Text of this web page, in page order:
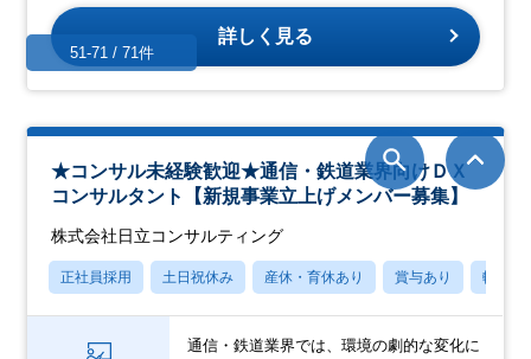
詳しく見る
★コンサル未経験歓迎★通信・鉄道業界向けＤＸ
コンサルタント【新規事業立上げメンバー募集】
株式会社日立コンサルティング
正社員採用 土日祝休み 産休・育休あり 賞与あり 転勤な
通信・鉄道業界では、環境の劇的な変化に
51-71 / 71件